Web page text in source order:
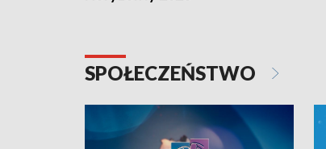
SPOŁECZEŃSTWO